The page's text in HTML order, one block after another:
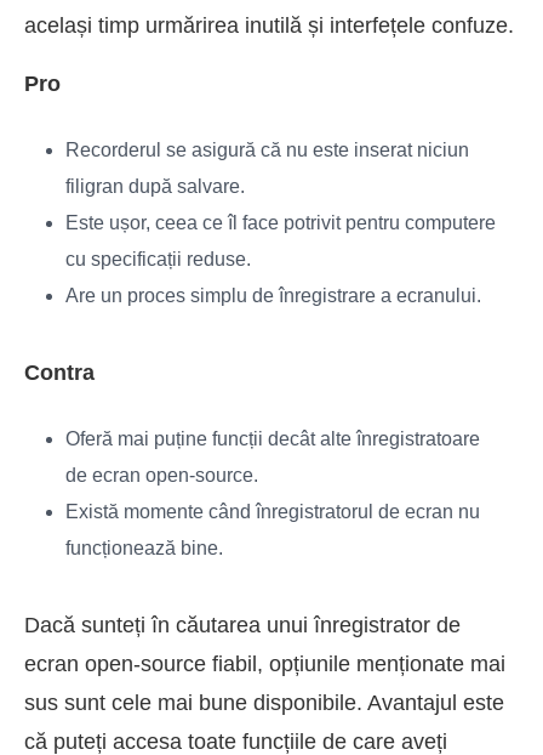
același timp urmărirea inutilă și interfețele confuze.
Pro
Recorderul se asigură că nu este inserat niciun
filigran după salvare.
Este ușor, ceea ce îl face potrivit pentru computere
cu specificații reduse.
Are un proces simplu de înregistrare a ecranului.
Contra
Oferă mai puține funcții decât alte înregistratoare
de ecran open-source.
Există momente când înregistratorul de ecran nu
funcționează bine.
Dacă sunteți în căutarea unui înregistrator de
ecran open-source fiabil, opțiunile menționate mai
sus sunt cele mai bune disponibile. Avantajul este
că puteți accesa toate funcțiile de care aveți